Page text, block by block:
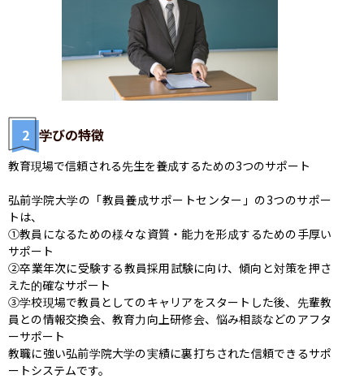
2 学びの特徴
教育現場で信頼される先生を養成するための3つのサポート
弘前学院大学の「教員養成サポートセンター」の3つのサポー
トは、
①教員になるための様々な資質・能力を形成するための手厚い
サポート
②卒業年次に受験する教員採用試験に向け、傾向と対策を押さ
えた的確なサポート
③学校現場で教員としてのキャリアをスタートした後、先輩教
員との情報交換会、教育力向上研修会、悩み相談などのアフタ
ーサポート
教職に強い弘前学院大学の実績に裏打ちされた信頼できるサポ
ートシステムです。